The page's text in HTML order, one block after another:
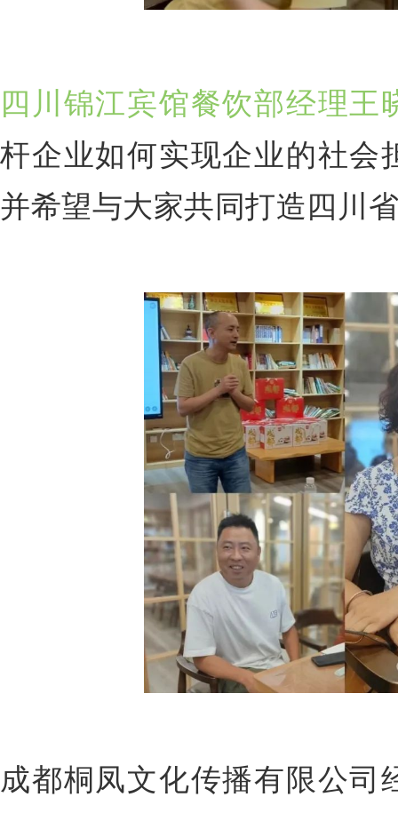
四川锦江宾馆餐饮部经理王
杆企业如何实现企业的社会
并希望与大家共同打造四川
成都桐凤文化传播有限公司